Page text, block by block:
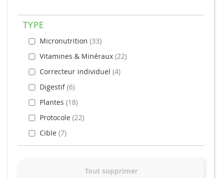
TYPE
Micronutrition 33
Vitamines & Minéraux 22
Correcteur individuel 4
Digestif 6
Plantes 18
Protocole 22
Cible 7
Tout supprimer